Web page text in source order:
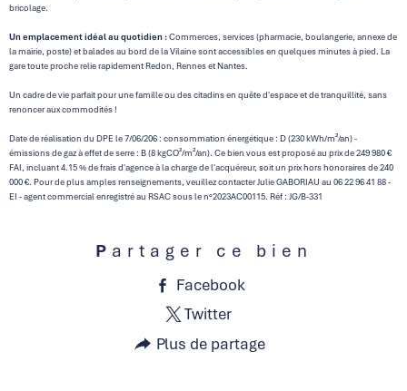
bricolage.
Un emplacement idéal au quotidien :Commerces, services (pharmacie, boulangerie, annexe de
la mairie, poste) et balades au bord de la Vilaine sont accessibles en quelques minutes à pied. La
gare toute proche relie rapidement Redon, Rennes et Nantes.
Un cadre de vie parfait pour une famille ou des citadins en quête d'espace et de tranquillité, sans
renoncer aux commodités !
Date de réalisation du DPE le 7/06/206 : consommation énergétique : D (230 kWh/m²/an) -
émissions de gaz à effet de serre : B (8 kgCO²/m²/an). Ce bien vous est proposé au prix de 249 980 €
FAI, incluant 4.15 % de frais d'agence à la charge de l'acquéreur, soit un prix hors honoraires de 240
000 €. Pour de plus amples renseignements, veuillez contacter Julie GABORIAU au 06 22 96 41 88 -
EI - agent commercial enregistré au RSAC sous le n°2023AC00115. Réf : JG/B-331
Partager ce bien
Facebook
Twitter
Plus de partage